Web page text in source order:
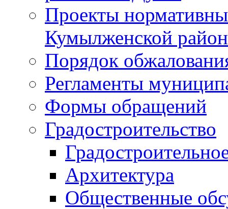
Проекты
Кумылженской
Порядок
Регламенты
Формы обращений
Градостроительство
Архитектура
Общественные